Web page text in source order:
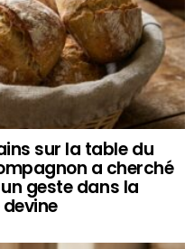
sur la table du
a cherché
geste dans la